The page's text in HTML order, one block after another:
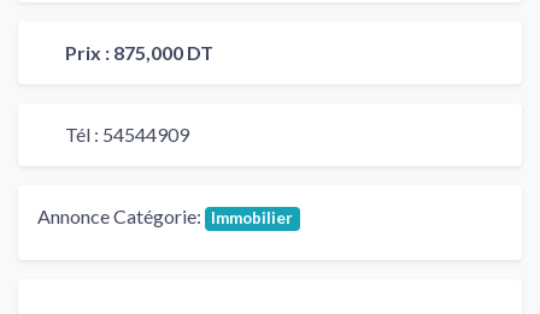
Prix : 875,000 DT
Tél : 54544909
Annonce Catégorie: Immobilier